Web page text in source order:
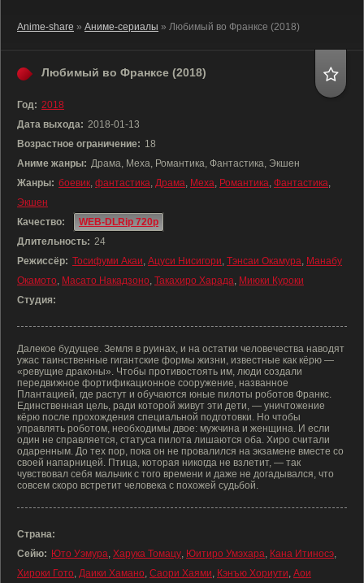
Anime-share » Аниме-сериалы » Любимый во Франксе (2018)
Любимый во Франксе (2018)
Год: 2018
Дата выхода: 2018-01-13
Возрастное ограничение: 18
Аниме жанры: Драма, Меха, Романтика, Фантастика, Экшен
Жанры: боевик, фантастика, Драма, Меха, Романтика, Фантастика,
Экшен
Качество:
WEB-DLRip 720p
Длительность: 24
Режиссёр: Тосифуми Акаи, Ацуси Нисигори, Тэнсаи Окамура, Манабу
Окамото, Масато Накадзоно, Такахиро Харада, Миюки Куроки
Студия:
Далекое будущее. Земля в руинах, и на остатки человечества наводят
ужас таинственные гигантские формы жизни, известные как кёрю —
«ревущие драконы». Чтобы противостоять им, люди создали
передвижное фортификационное сооружение, названное
Плантацией, где растут и обучаются юные пилоты роботов Франкс.
Единственная цель, ради которой живут эти дети, — уничтожение
кёрю после прохождения специальной подготовки. Но чтобы
управлять роботом, необходимы двое: мужчина и женщина. И если
один не справляется, статуса пилота лишаются оба. Хиро считали
одаренным. До тех пор, пока он не провалился на экзамене вместе со
своей напарницей. Птица, которая никогда не взлетит, — так
чувствовал себя мальчик с того времени и даже не догадывался, что
совсем скоро встретит человека с похожей судьбой.
Страна:
Сейю: Юто Уэмура, Харука Томацу, Юитиро Умэхара, Кана Итиносэ,
Хироки Гото, Даики Хамано, Саори Хаями, Кэнъю Хориути, Аои